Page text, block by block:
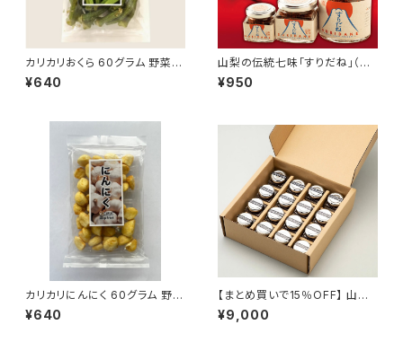
カリカリおくら 60グラム 野菜ス
ナック お菓子 スナック菓子 お
やつ 詰め合わせ オクラ おつま
¥640
山梨の伝統七味「すりだね」（大）
40グラム｜ご飯のお供｜お取り
寄せ ｜お取り寄せグルメ｜万能
¥950
カリカリにんにく 60グラム 野菜
スナック お菓子 スナック菓子
おやつ にんにく おつまみ 人気
¥640
【まとめ買いで15％OFF】 山梨
の伝統七味 「すりだね」 （小）20
グラム（16個） ほうとう 吉田の
¥9,000